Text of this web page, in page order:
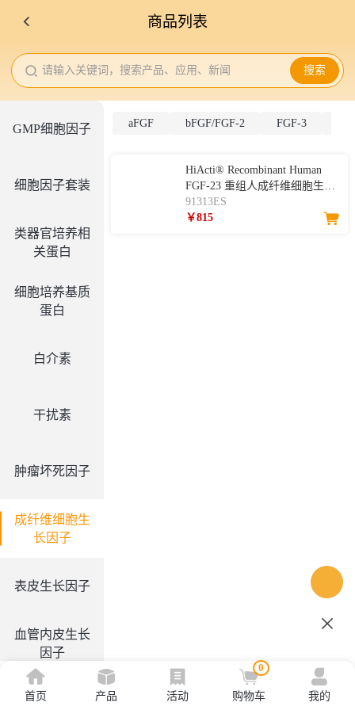
商品列表
请输入关键词，搜索产品、应用、新闻 搜索
GMP细胞因子
细胞因子套装
类器官培养相
关蛋白
细胞培养基质
蛋白
白介素
干扰素
肿瘤坏死因子
成纤维细胞生
长因子
表皮生长因子
血管内皮生长
因子
集落刺激因子
aFGF bFGF/FGF-2 FGF-3
HiActi® Recombinant Human
FGF-23 重组人成纤维细胞生长
因子-23
91313ES
￥815
首页 产品 活动
0
购物车 我的